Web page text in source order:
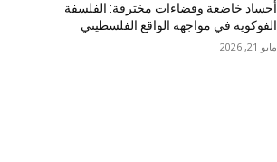
أجساد خاضعة وفضاءات مخترقة: الفلسفة
الفوكوية في مواجهة الواقع الفلسطيني
مايو 21, 2026